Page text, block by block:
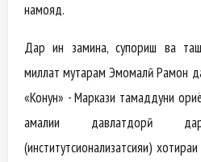
намояд.
Дар ин замина, супориш ва
миллат муҳтарам Эмомалӣ Раҳмон
«Конун» - Маркази тамаддуни
амалии давлатдорӣ
(институтсионализатсияи)